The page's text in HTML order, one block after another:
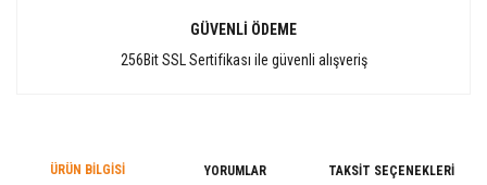
GÜVENLİ ÖDEME
256Bit SSL Sertifikası ile güvenli alışveriş
ÜRÜN BILGISI YORUMLAR TAKSIT SEÇENEKLERI